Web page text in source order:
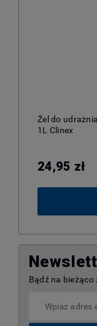
Żel do
1L Clinex
24,95 zł
Bądź na